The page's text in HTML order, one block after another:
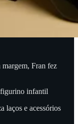
margem, Fran fez
infantil
laços e acessórios